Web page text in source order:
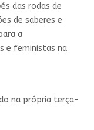
das rodas de
de saberes e
a
e feministas na
na própria terça-